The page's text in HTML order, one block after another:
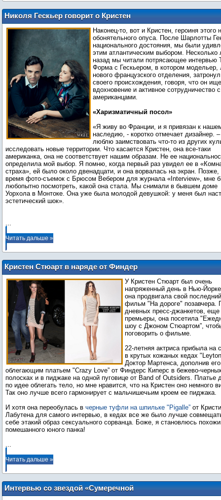
Николя Гескьер говорит о Кристен
Стюарт в Le Figaro (Франция)
Наконец-то, вот и Кристен, героиня этого
обонятельного опуса. После Шарлотты
национального достояния, мы были
этим атлантическим выбором. Несколько
назад мы читали потрясающее интервью
Форма с Гескьером, в котором модельер,
нового французского отделения,
своего происхождения, говоря, что он
вдохновение и активное сотрудничество с
американцами.
«Харизматичный посол»
«Я живу во Франции, и я привязан к
наследию, - коротко отмечает дизайнер.
люблю заимствовать что-то из других
исследовать новые территории. Что касается Кристен, она все-таки
американка, она не соответствует нашим образам. Не ее
определила мой выбор. Я помню, когда первый раз увидел ее в
страха», ей было около двенадцати, и она ворвалась на экран. Позже,
время фото-съемок с Брюсом Вебером для журнала «Interview», мне
любопытно посмотреть, какой она стала. Мы снимали в бывшем доме
Уорхола в Монтоке. Она уже была молодой девушкой: у меня был
эстетический шок».
...
Читать дальше »
Кристен Стюарт в наряде от Финдер
Киперс и Бэнд оф Аусайдерс на шоу
Джона Стюарта
У Кристен Стюарт был очень
напряженный день в Нью-
она продвигала свой последний
фильм "На дороге" позавчера.
дневных пресс-джанкетов,
премьеры, она посетила
шоу с Джоном Стюартом”,
поговорить о фильме.
22-летняя актриса прибыла на
в крутых кожаных кедах
Доктор Мартенса, дополнив его
облегающим платьем "Crazy Love” от Финдерс Киперс в бежево-
полосках и в пиджаке на одной пуговице от Band of Outsiders. Платье
по идее облегать тело, но мне нравится, что на Кристен оно немного
Так оно лучше всего гармонирует с мальчишечьим кроем ее пиджака.
И хотя она переобулась в черные туфли на шпильке "Pigalle” от
Лабутена для самого интервью, в кедах все же было лучше
себе этакий образ сексуального сорванца. Боже, я становлюсь
...
Читать дальше »
Интервью со звездой «Сумеречной
Саги», Маккензи Фой